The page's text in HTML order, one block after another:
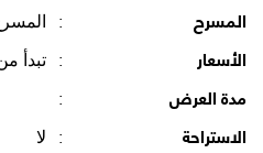
المسرح
:
الأسعار : تبدأ
مدة العرض :
الاستراحة : لا